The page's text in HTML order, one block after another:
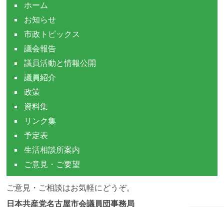
ホーム
お知らせ
市政トピックス
議会報告
議員活動と情報公開
議員紹介
政策
資料集
リンク集
予定表
生活相談所案内
ご意見・ご要望
ご意見・ご相談はお気軽にどうぞ。
日本共産党名古屋市会議員団事務局